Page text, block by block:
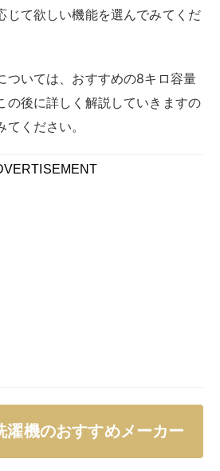
す。
ます。
カーから、
濯機は、1,200万台以上の販売実